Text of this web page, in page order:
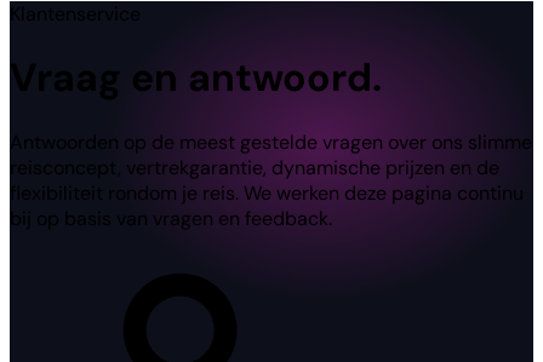
Klantenservice
Vraag en antwoord.
Antwoorden op de meest gestelde vragen over ons slimme
reisconcept, vertrekgarantie, dynamische prijzen en de
flexibiliteit rondom je reis. We werken deze pagina continu
bij op basis van vragen en feedback.